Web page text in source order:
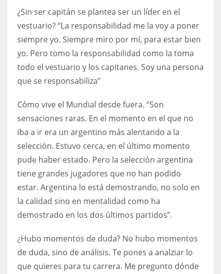
¿Sin ser capitán se plantea ser un líder en el
vestuario? “La responsabilidad me la voy a poner
siempre yo. Siempre miro por mí, para estar bien
yo. Pero tomo la responsabilidad como la toma
todo el vestuario y los capitanes. Soy una persona
que se responsabiliza”
Cómo vive el Mundial desde fuera. “Son
sensaciones raras. En el momento en el que no
iba a ir era un argentino más alentando a la
selección. Estuvo cerca, en el último momento
pude haber estado. Pero la selección argentina
tiene grandes jugadores que no han podido
estar. Argentina lo está demostrando, no solo en
la calidad sino en mentalidad como ha
demostrado en los dos últimos partidos”.
¿Hubo momentos de duda? No hubo momentos
de duda, sino de análisis. Te pones a analziar lo
que quieres para tu carrera. Me pregunto dónde